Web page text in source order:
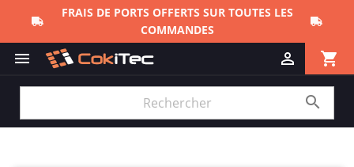
FRAIS DE PORTS OFFERTS SUR TOUTES LES
COMMANDES
 shopping_cart

